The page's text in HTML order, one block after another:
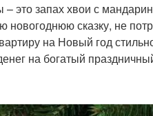
это запах хвои с
новогоднюю сказку, не
на Новый год
на богатый